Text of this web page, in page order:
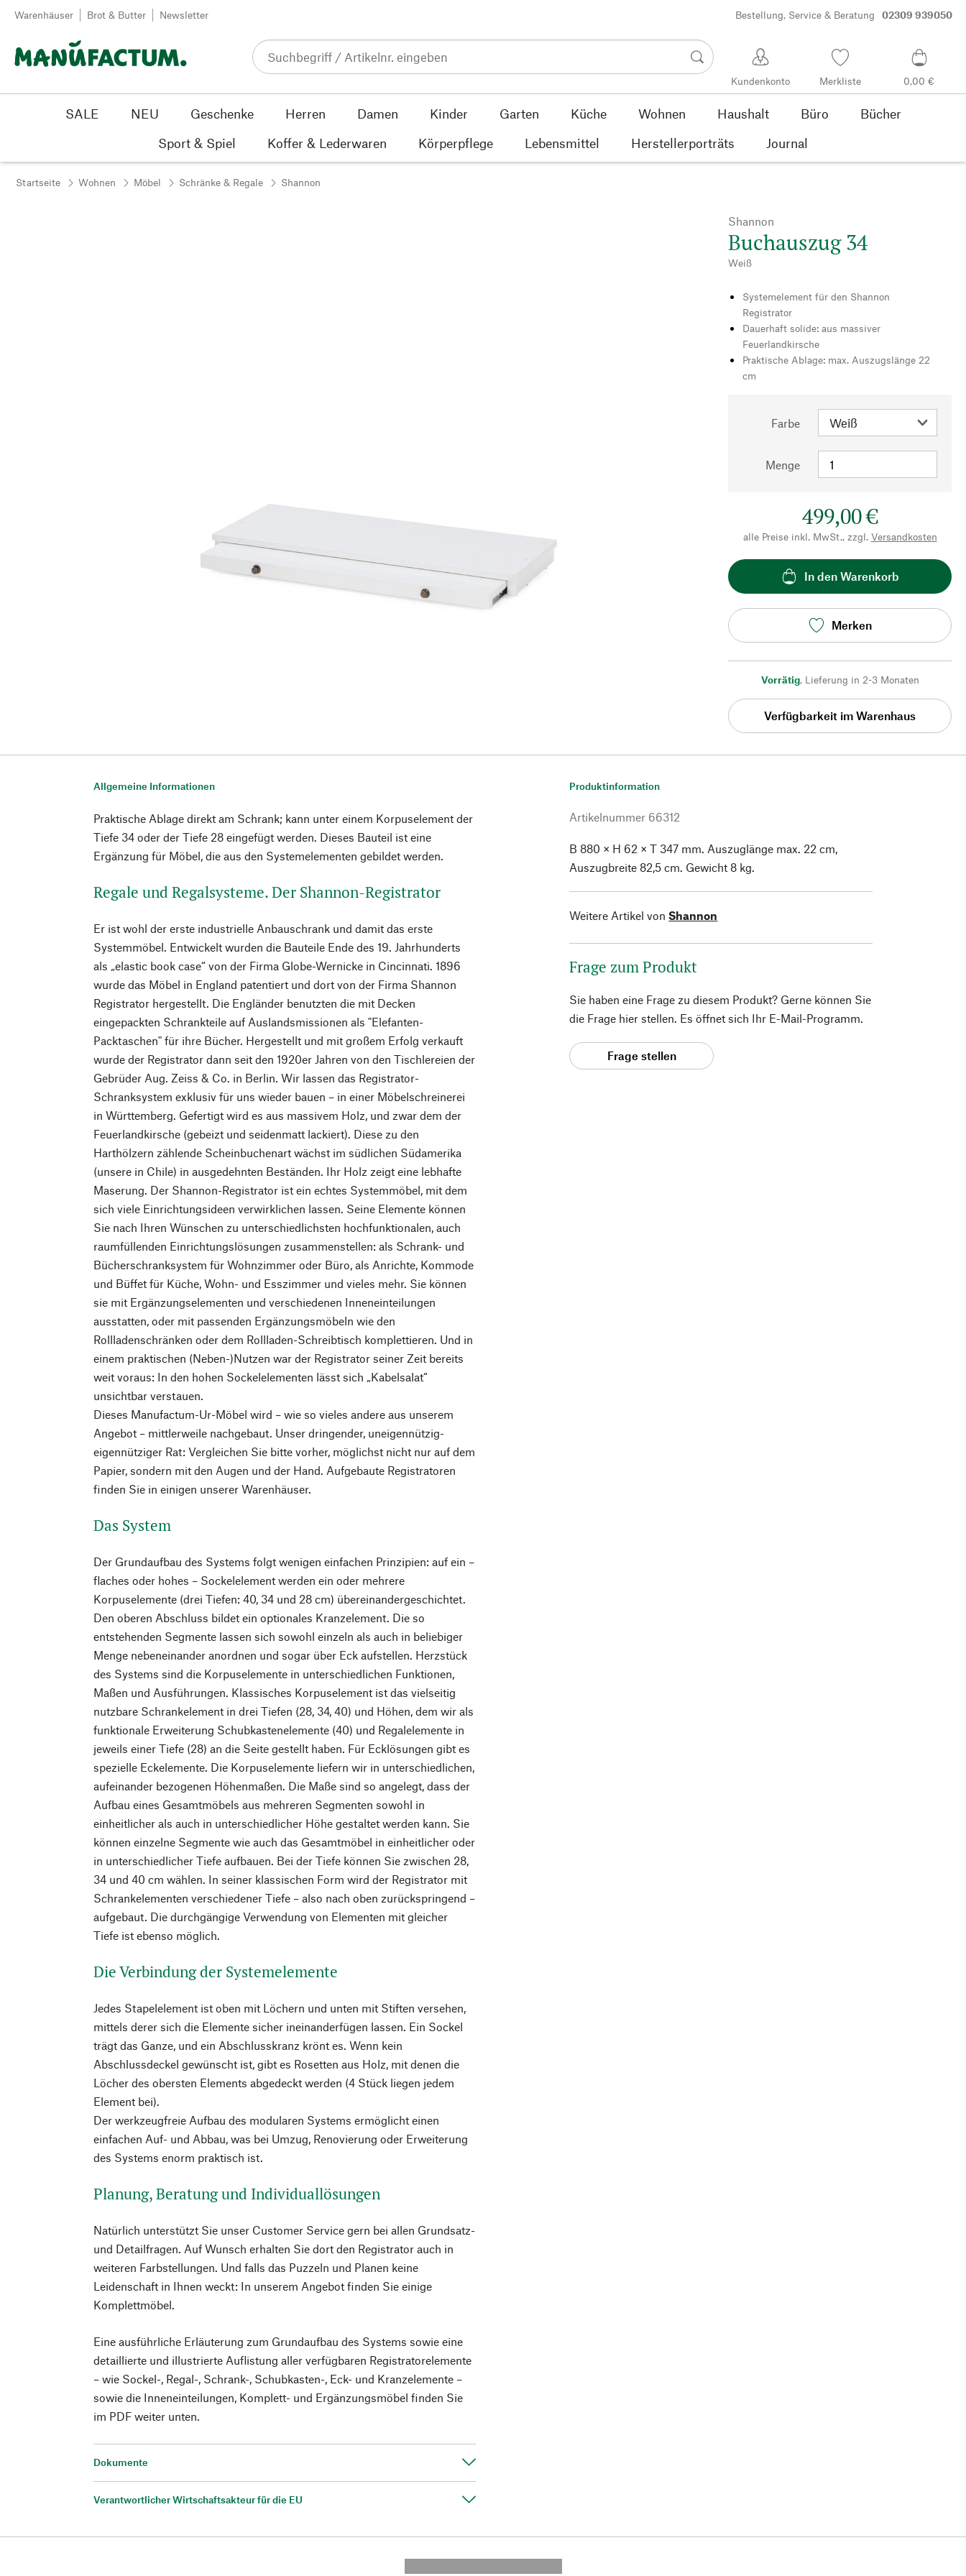
Zum Inhalt springen
Warenhäuser Brot & Butter Newsletter Bestellung, Service & Beratung 02309 939050
Kundenkonto Merkliste 0,00 €
SALE NEU Geschenke Herren Damen Kinder Garten Küche Wohnen Haushalt Büro
Bücher
Sport & Spiel
Koffer & Lederwaren Körperpflege Lebensmittel Herstellerporträts Journal
Startseite Wohnen Möbel Schränke & Regale Shannon
Shannon
Buchauszug 34
Weiß
Systemelement für den Shannon
Registrator
Dauerhaft solide: aus massiver
Feuerlandkirsche
Praktische Ablage: max. Auszugslänge 22
cm
Farbe
Menge
499,00 €
alle Preise inkl. MwSt., zzgl. Versandkosten
In den Warenkorb
Merken
Vorrätig, Lieferung in 2-3 Monaten
Verfügbarkeit im Warenhaus
Allgemeine Informationen
Praktische Ablage direkt am Schrank; kann unter einem Korpuselement der
Tiefe 34 oder der Tiefe 28 eingefügt werden. Dieses Bauteil ist eine
Ergänzung für Möbel, die aus den Systemelementen gebildet werden.
Regale und Regalsysteme. Der Shannon-Registrator
Er ist wohl der erste industrielle Anbauschrank und damit das erste
Systemmöbel. Entwickelt wurden die Bauteile Ende des 19. Jahrhunderts
als „elastic book case“ von der Firma Globe-Wernicke in Cincinnati. 1896
wurde das Möbel in England patentiert und dort von der Firma Shannon
Registrator hergestellt. Die Engländer benutzten die mit Decken
eingepackten Schrankteile auf Auslandsmissionen als "Elefanten-
Packtaschen" für ihre Bücher. Hergestellt und mit großem Erfolg verkauft
wurde der Registrator dann seit den 1920er Jahren von den Tischlereien der
Gebrüder Aug. Zeiss & Co. in Berlin. Wir lassen das Registrator-
Schranksystem exklusiv für uns wieder bauen – in einer Möbelschreinerei
in Württemberg. Gefertigt wird es aus massivem Holz, und zwar dem der
Feuerlandkirsche (gebeizt und seidenmatt lackiert). Diese zu den
Harthölzern zählende Scheinbuchenart wächst im südlichen Südamerika
(unsere in Chile) in ausgedehnten Beständen. Ihr Holz zeigt eine lebhafte
Maserung. Der Shannon-Registrator ist ein echtes Systemmöbel, mit dem
sich viele Einrichtungsideen verwirklichen lassen. Seine Elemente können
Sie nach Ihren Wünschen zu unterschiedlichsten hochfunktionalen, auch
raumfüllenden Einrichtungslösungen zusammenstellen: als Schrank- und
Bücherschranksystem für Wohnzimmer oder Büro, als Anrichte, Kommode
und Büffet für Küche, Wohn- und Esszimmer und vieles mehr. Sie können
sie mit Ergänzungselementen und verschiedenen Inneneinteilungen
ausstatten, oder mit passenden Ergänzungsmöbeln wie den
Rollladenschränken oder dem Rollladen-Schreibtisch komplettieren. Und in
einem praktischen (Neben-)Nutzen war der Registrator seiner Zeit bereits
weit voraus: In den hohen Sockelelementen lässt sich „Kabelsalat“
unsichtbar verstauen.
Dieses Manufactum-Ur-Möbel wird – wie so vieles andere aus unserem
Angebot – mittlerweile nachgebaut. Unser dringender, uneigennützig-
eigennütziger Rat: Vergleichen Sie bitte vorher, möglichst nicht nur auf dem
Papier, sondern mit den Augen und der Hand. Aufgebaute Registratoren
finden Sie in einigen unserer Warenhäuser.
Das System
Der Grundaufbau des Systems folgt wenigen einfachen Prinzipien: auf ein –
flaches oder hohes – Sockelelement werden ein oder mehrere
Korpuselemente (drei Tiefen: 40, 34 und 28 cm) übereinandergeschichtet.
Den oberen Abschluss bildet ein optionales Kranzelement. Die so
entstehenden Segmente lassen sich sowohl einzeln als auch in beliebiger
Menge nebeneinander anordnen und sogar über Eck aufstellen. Herzstück
des Systems sind die Korpuselemente in unterschiedlichen Funktionen,
Maßen und Ausführungen. Klassisches Korpuselement ist das vielseitig
nutzbare Schrankelement in drei Tiefen (28, 34, 40) und Höhen, dem wir als
funktionale Erweiterung Schubkastenelemente (40) und Regalelemente in
jeweils einer Tiefe (28) an die Seite gestellt haben. Für Ecklösungen gibt es
spezielle Eckelemente. Die Korpuselemente liefern wir in unterschiedlichen,
aufeinander bezogenen Höhenmaßen. Die Maße sind so angelegt, dass der
Aufbau eines Gesamtmöbels aus mehreren Segmenten sowohl in
einheitlicher als auch in unterschiedlicher Höhe gestaltet werden kann. Sie
können einzelne Segmente wie auch das Gesamtmöbel in einheitlicher oder
in unterschiedlicher Tiefe aufbauen. Bei der Tiefe können Sie zwischen 28,
34 und 40 cm wählen. In seiner klassischen Form wird der Registrator mit
Schrankelementen verschiedener Tiefe – also nach oben zurückspringend –
aufgebaut. Die durchgängige Verwendung von Elementen mit gleicher
Tiefe ist ebenso möglich.
Die Verbindung der Systemelemente
Jedes Stapelelement ist oben mit Löchern und unten mit Stiften versehen,
mittels derer sich die Elemente sicher ineinanderfügen lassen. Ein Sockel
trägt das Ganze, und ein Abschlusskranz krönt es. Wenn kein
Abschlussdeckel gewünscht ist, gibt es Rosetten aus Holz, mit denen die
Löcher des obersten Elements abgedeckt werden (4 Stück liegen jedem
Element bei).
Der werkzeugfreie Aufbau des modularen Systems ermöglicht einen
einfachen Auf- und Abbau, was bei Umzug, Renovierung oder Erweiterung
des Systems enorm praktisch ist.
Planung, Beratung und Individuallösungen
Natürlich unterstützt Sie unser Customer Service gern bei allen Grundsatz-
und Detailfragen. Auf Wunsch erhalten Sie dort den Registrator auch in
weiteren Farbstellungen. Und falls das Puzzeln und Planen keine
Leidenschaft in Ihnen weckt: In unserem Angebot finden Sie einige
Komplettmöbel.
Eine ausführliche Erläuterung zum Grundaufbau des Systems sowie eine
detaillierte und illustrierte Auflistung aller verfügbaren Registratorelemente
– wie Sockel-, Regal-, Schrank-, Schubkasten-, Eck- und Kranzelemente –
sowie die Inneneinteilungen, Komplett- und Ergänzungsmöbel finden Sie
im PDF weiter unten.
Dokumente
Verantwortlicher Wirtschaftsakteur für die EU
Produktinformation
Artikelnummer 66312
B 880 × H 62 × T 347 mm. Auszuglänge max. 22 cm,
Auszugbreite 82,5 cm. Gewicht 8 kg.
Weitere Artikel von Shannon
Frage zum Produkt
Sie haben eine Frage zu diesem Produkt? Gerne können Sie
die Frage hier stellen. Es öffnet sich Ihr E-Mail-Programm.
Frage stellen